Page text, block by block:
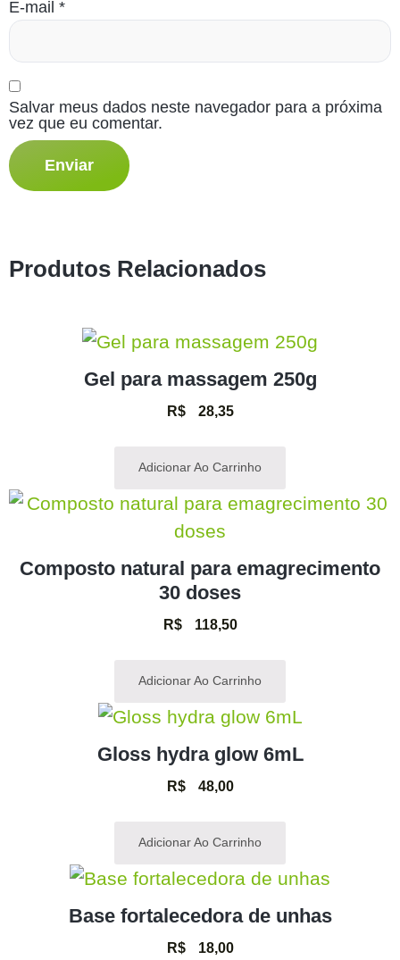
E-mail *
Salvar meus dados neste navegador para a próxima
vez que eu comentar.
Produtos Relacionados
Gel para massagem 250g
R$28,35
Adicionar Ao Carrinho
Composto natural para emagrecimento
30 doses
R$118,50
Adicionar Ao Carrinho
Gloss hydra glow 6mL
R$48,00
Adicionar Ao Carrinho
Base fortalecedora de unhas
R$18,00